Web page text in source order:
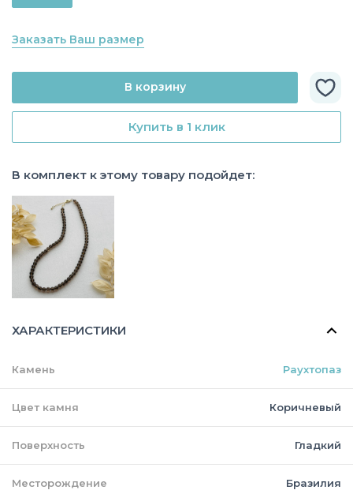
Заказать Ваш размер
Купить в 1 клик
В корзину
В комплект к этому товару подойдет:
ХАРАКТЕРИСТИКИ
Камень Раухтопаз
Цвет камня Коричневый
Поверхность Гладкий
Месторождение Бразилия